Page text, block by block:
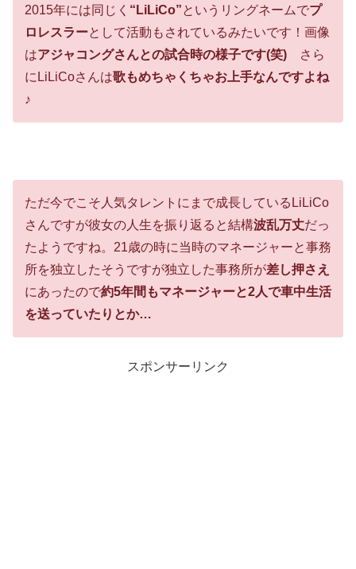
2015年には同じく “LiLiCo”というリングネームでプ
ロレスラーとして活動もされているみたいです！画像
はアジャコングさんとの試合時の様子です(笑) さら
にLiLiCoさんは歌もめちゃくちゃお上手なんですよね
♪
ただ今でこそ人気タレントにまで成長しているLiLiCo
さんですが彼女の人生を振り返ると結構波乱万丈だっ
たようですね。21歳の時に当時のマネージャーと事務
所を独立したそうですが独立した事務所が差し押さえ
にあったので約5年間もマネージャーと2人で車中生活
を送っていたりとか…
スポンサーリンク